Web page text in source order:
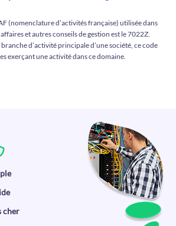
(nomenclature d’activités française) utilisée dans
et autres conseils de gestion est le 7022Z.
d’activité principale d’une société, ce code
exerçant une activité dans ce domaine.
cher